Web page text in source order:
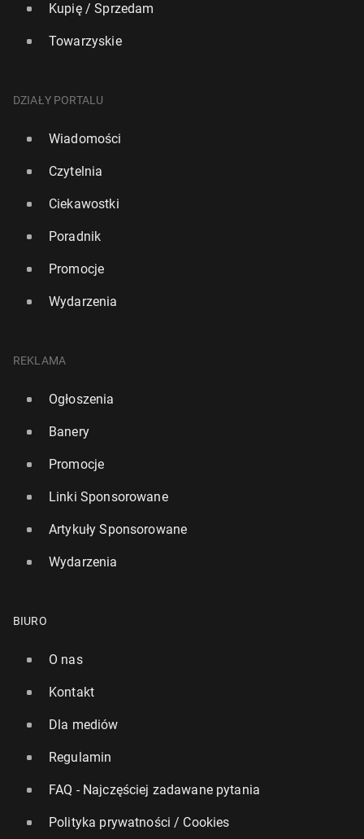
Kupię / Sprzedam
Towarzyskie
DZIAŁY PORTALU
Wiadomości
Czytelnia
Ciekawostki
Poradnik
Promocje
Wydarzenia
REKLAMA
Ogłoszenia
Banery
Promocje
Linki Sponsorowane
Artykuły Sponsorowane
Wydarzenia
BIURO
O nas
Kontakt
Dla mediów
Regulamin
FAQ - Najczęściej zadawane pytania
Polityka prywatności / Cookies